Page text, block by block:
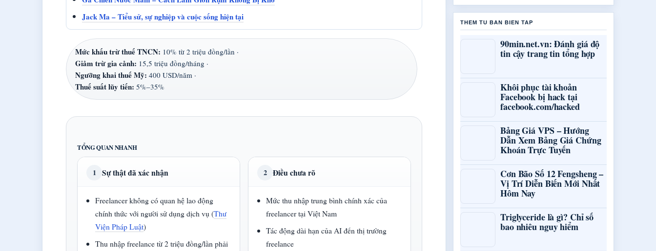
Jack Ma – Tiểu sử, sự nghiệp và cuộc sống hiện tại
Mức khấu trừ thuế TNCN: 10% từ 2 triệu đồng/lần ·
Giảm trừ gia cảnh: 15,5 triệu đồng/tháng ·
Ngưỡng khai thuế Mỹ: 400 USD/năm ·
Thuế suất lũy tiến: 5%–35%
TỔNG QUAN NHANH
1 Sự thật đã xác nhận
Freelancer không có quan hệ lao động
chính thức với người sử dụng dịch vụ (Thư
Viện Pháp Luật)
Thu nhập freelance từ 2 triệu đồng/lần phải
2 Điều chưa rõ
Mức thu nhập trung bình chính xác của
freelancer tại Việt Nam
Tác động dài hạn của AI đến thị trường
freelance
THEM TU BAN BIEN TAP
90min.net.vn: Đánh giá độ
tin cậy trang tin tổng hợp
Khôi phục tài khoản
Facebook bị hack tại
facebook.com/hacked
Bảng Giá VPS – Hướng
Dẫn Xem Bảng Giá Chứng
Khoán Trực Tuyến
Cơn Bão Số 12 Fengsheng –
Vị Trí Diễn Biến Mới Nhất
Hôm Nay
Triglyceride là gì? Chỉ số
bao nhiêu nguy hiểm